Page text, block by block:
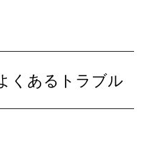
くあるトラブル